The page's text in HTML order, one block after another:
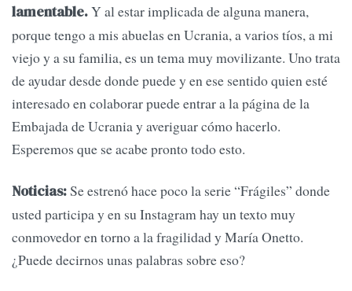
lamentable.Y al estar implicada de alguna manera,
porque tengo a mis abuelas en Ucrania, a varios tíos, a mi
viejo y a su familia, es un tema muy movilizante. Uno trata
de ayudar desde donde puede y en ese sentido quien esté
interesado en colaborar puede entrar a la página de la
Embajada de Ucrania y averiguar cómo hacerlo.
Esperemos que se acabe pronto todo esto.
Noticias:Se estrenó hace poco la serie “Frágiles” donde
usted participa y en su Instagram hay un texto muy
conmovedor en torno a la fragilidad y María Onetto.
¿Puede decirnos unas palabras sobre eso?